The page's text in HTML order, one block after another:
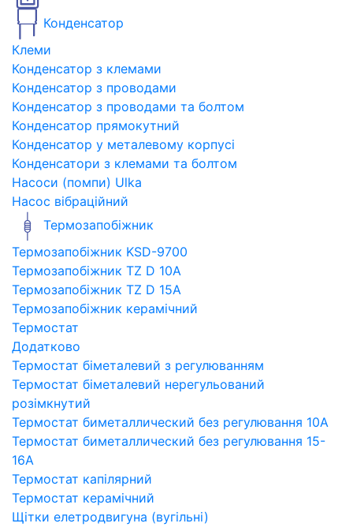
Конденсатор
Клеми
Конденсатор з клемами
Конденсатор з проводами
Конденсатор з проводами та болтом
Конденсатор прямокутний
Конденсатор у металевому корпусі
Конденсатори з клемами та болтом
Насоси (помпи) Ulka
Насос вібраційний
Термозапобіжник
Термозапобіжник KSD-9700
Термозапобіжник TZ D 10A
Термозапобіжник TZ D 15A
Термозапобіжник керамічний
Термостат
Додатково
Термостат біметалевий з регулюванням
Термостат біметалевий нерегульований
розімкнутий
Термостат биметаллический без регулювання 10A
Термостат биметаллический без регулювання 15-
16A
Термостат капілярний
Термостат керамічний
Щітки елетродвигуна (вугільні)